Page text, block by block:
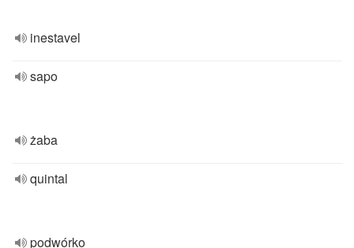
inestavel
sapo
żaba
quintal
podwórko